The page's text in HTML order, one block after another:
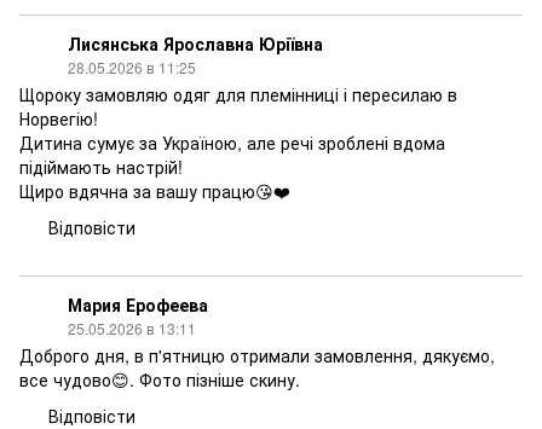
Лисянська Ярославна Юріївна
28.05.2026 в 11:25
Щороку замовляю одяг для племінниці і пересилаю в
Норвегію!
Дитина сумує за Україною, але речі зроблені вдома
підіймають настрій!
Щиро вдячна за вашу працю😘❤️
Відповісти
Мария Ерофеева
25.05.2026 в 13:11
Доброго дня, в п'ятницю отримали замовлення, дякуємо,
все чудово😊. Фото пізніше скину.
Відповісти